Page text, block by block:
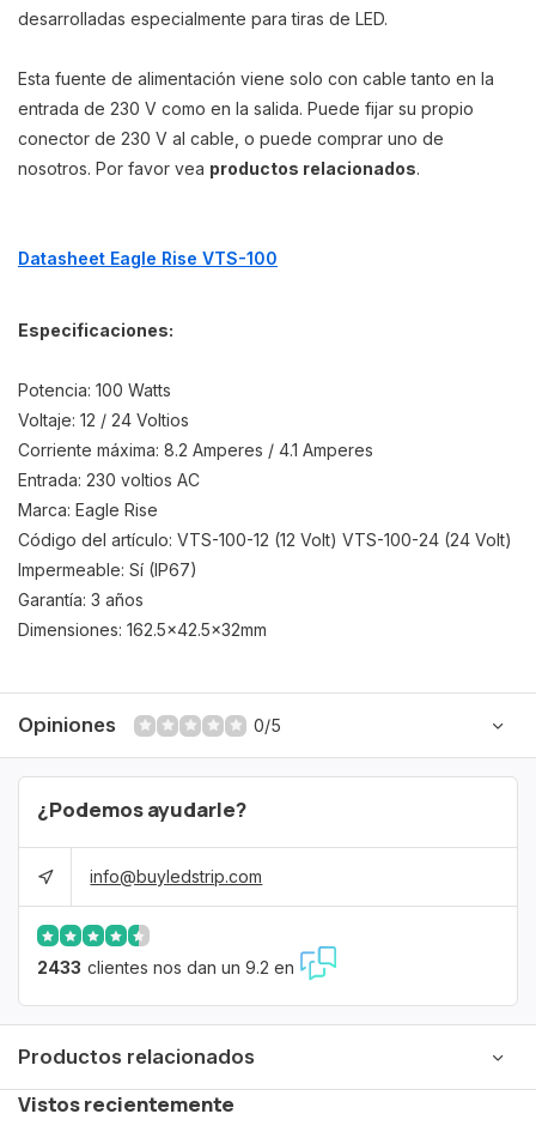
desarrolladas especialmente para tiras de LED.
Esta fuente de alimentación viene solo con cable tanto en la
entrada de 230 V como en la salida. Puede fijar su propio
conector de 230 V al cable, o puede comprar uno de
nosotros. Por favor vea productos relacionados.
Datasheet Eagle Rise VTS-100
Especificaciones:
Potencia: 100 Watts
Voltaje: 12 / 24 Voltios
Corriente máxima: 8.2 Amperes / 4.1 Amperes
Entrada: 230 voltios AC
Marca: Eagle Rise
Código del artículo: VTS-100-12 (12 Volt) VTS-100-24 (24 Volt)
Impermeable: Sí (IP67)
Garantía: 3 años
Dimensiones: 162.5x42.5x32mm
Opiniones 0/5
¿Podemos ayudarle?
info@buyledstrip.com
2433 clientes nos dan un 9.2 en
Productos relacionados
Vistos recientemente